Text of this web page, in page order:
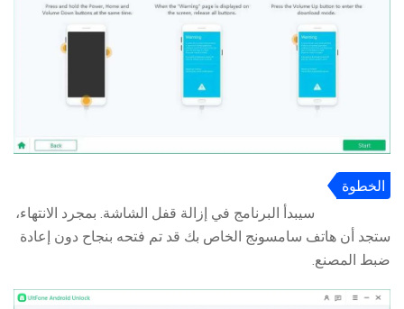
الخطوة
سيبدأ البرنامج في إزالة قفل الشاشة. بمجرد الانتهاء،
ستجد أن هاتف سامسونج الخاص بك قد تم فتحه بنجاح دون إعادة
ضبط المصنع.